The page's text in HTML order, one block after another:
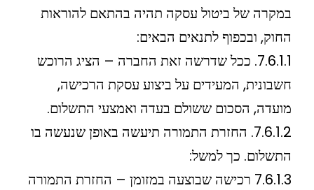
במקרה של ביטול עסקה תהיה בהתאם להוראות
החוק, ובכפוף לתנאים הבאים:
7.6.1.1. ככל שדרשה זאת החברה – הציג הרוכש
חשבונית, המעידים על ביצוע עסקת הרכישה,
מועדה, הסכום ששולם בעדה ואמצעי התשלום.
7.6.1.2. החזרת התמורה תיעשה באופן שנעשה בו
התשלום. כך למשל:
7.6.1.3 רכישה שבוצעה במזומן – החזרת התמורה